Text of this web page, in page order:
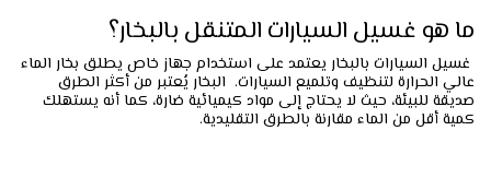
ما هو غسيل السيارات المتنقل بالبخار؟
غسيل السيارات بالبخار يعتمد على استخدام جهاز خاص يطلق بخار الماء
عالي الحرارة لتنظيف وتلميع السيارات. البخار يُعتبر من أكثر الطرق
صديقة للبيئة، حيث لا يحتاج إلى مواد كيميائية ضارة، كما أنه يستهلك
كمية أقل من الماء مقارنة بالطرق التقليدية.